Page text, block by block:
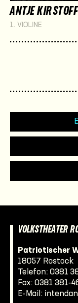
ANTJE KIRSTOFF
1. VIOLINE
VOLKSTHEATER
Patriotischer
18057 Rostock
Telefon: 0381
Fax: 0381 381-
E-Mail: